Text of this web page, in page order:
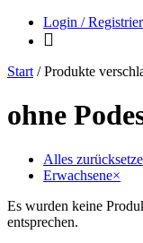
Login /
Start / Produkte
ohne
Alles
Erwachsene×
Es wurden keine
entsprechen.